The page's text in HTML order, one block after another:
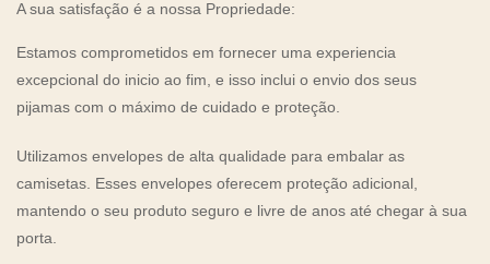
A sua satisfação é a nossa Propriedade:
Estamos comprometidos em fornecer uma experiencia
excepcional do inicio ao fim, e isso inclui o envio dos seus
pijamas com o máximo de cuidado e proteção.
Utilizamos envelopes de alta qualidade para embalar as
camisetas. Esses envelopes oferecem proteção adicional,
mantendo o seu produto seguro e livre de anos até chegar à sua
porta.